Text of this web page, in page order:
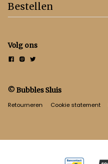
Bestellen
Volg ons
© Bubbles Sluis
Retourneren Cookie statement